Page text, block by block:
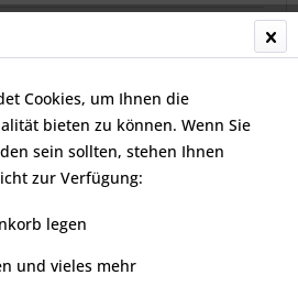
24,99 € *
Cookies, um Ihnen die
bieten zu können. Wenn Sie
sein sollten, stehen Ihnen
zur Verfügung:
legen
und vieles mehr